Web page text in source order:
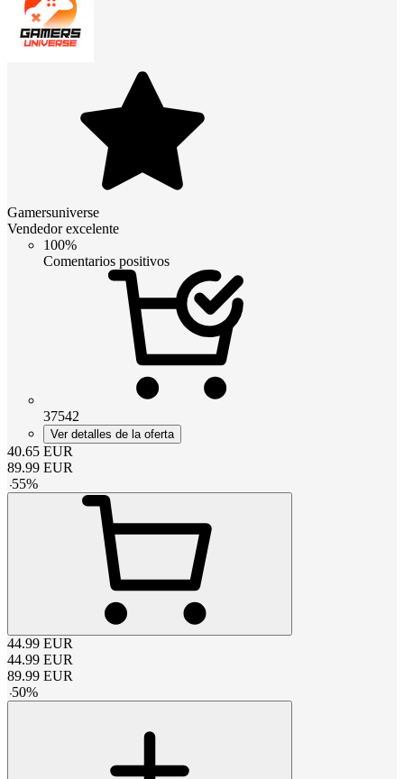
Gamersuniverse
Vendedor excelente
100%
Comentarios positivos
37542
Ver detalles de la oferta
40.65 EUR
89.99 EUR
-55%
44.99 EUR
44.99 EUR
89.99 EUR
-50%